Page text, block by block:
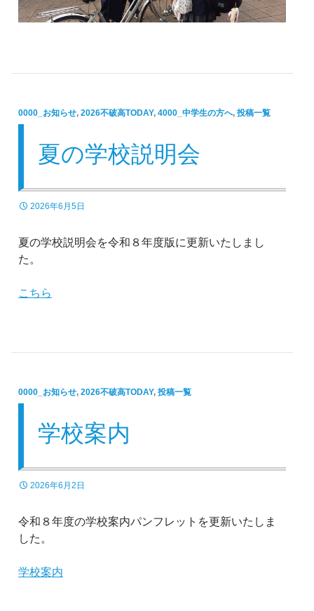
0000_お知らせ, 2026不破高TODAY, 4000_中学生の方へ, 投稿一覧
夏の学校説明会
2026年6月5日
夏の学校説明会を令和８年度版に更新いたしまし
た。
こちら
0000_お知らせ, 2026不破高TODAY, 投稿一覧
学校案内
2026年6月2日
令和８年度の学校案内パンフレットを更新いたしま
した。
学校案内